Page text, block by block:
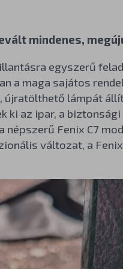
mindenes,
egyszerű
a maga sajátos
lámpát
az ipar, a
Fenix C7
változat, a Fenix